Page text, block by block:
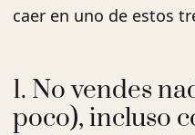
caer en uno de estos
1. No vendes
poco), incluso